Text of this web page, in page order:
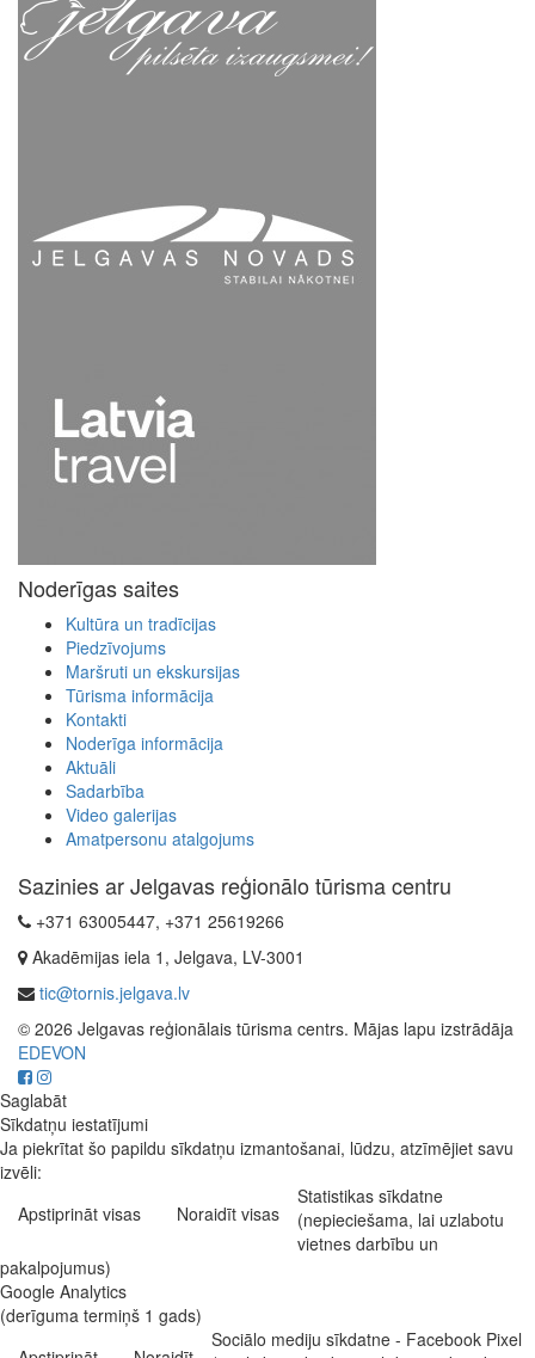
Noderīgas saites
Kultūra un tradīcijas
Piedzīvojums
Maršruti un ekskursijas
Tūrisma informācija
Kontakti
Noderīga informācija
Aktuāli
Sadarbība
Video galerijas
Amatpersonu atalgojums
Sazinies ar Jelgavas reģionālo tūrisma centru
+371 63005447, +371 25619266
Akadēmijas iela 1, Jelgava, LV-3001
tic@tornis.jelgava.lv
© 2026 Jelgavas reģionālais tūrisma centrs. Mājas lapu izstrādāja
EDEVON
Saglabāt
Sīkdatņu iestatījumi
Ja piekrītat šo papildu sīkdatņu izmantošanai, lūdzu, atzīmējiet savu
izvēli:
Apstiprināt visas
Noraidīt visas
Statistikas sīkdatne
(nepieciešama, lai uzlabotu
vietnes darbību un
pakalpojumus)
Google Analytics
(derīguma termiņš 1 gads)
Sociālo mediju sīkdatne - Facebook Pixel